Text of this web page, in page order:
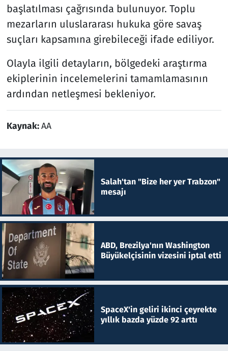
başlatılması çağrısında bulunuyor. Toplu
mezarların uluslararası hukuka göre savaş
suçları kapsamına girebileceği ifade ediliyor.
Olayla ilgili detayların, bölgedeki araştırma
ekiplerinin incelemelerini tamamlamasının
ardından netleşmesi bekleniyor.
Kaynak:AA
Salah'tan "Bize her yer Trabzon"
mesajı
ABD, Brezilya'nın Washington
Büyükelçisinin vizesini iptal etti
SpaceX'in geliri ikinci çeyrekte
yıllık bazda yüzde 92 arttı